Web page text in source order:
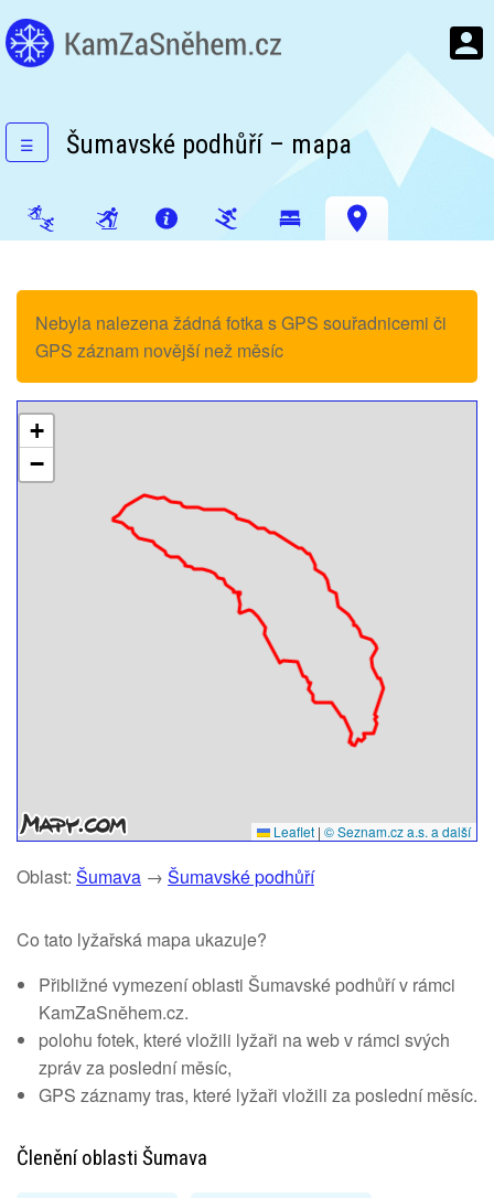
☰ Šumavské podhůří – mapa
Nebyla nalezena žádná fotka s GPS souřadnicemi či
GPS záznam novější než měsíc
+
−
Leaflet | © Seznam.cz a.s. a další
Oblast: Šumava → Šumavské podhůří
Co tato lyžařská mapa ukazuje?
Přibližné vymezení oblasti Šumavské podhůří v rámci
KamZaSněhem.cz.
polohu fotek, které vložili lyžaři na web v rámci svých
zpráv za poslední měsíc,
GPS záznamy tras, které lyžaři vložili za poslední měsíc.
Členění oblasti Šumava